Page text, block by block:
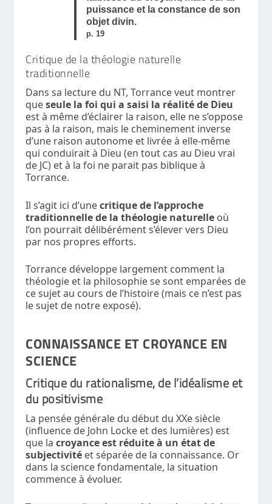
puissance et la constance de son
objet divin.
p. 19
Critique de la théologie naturelle
traditionnelle
Dans sa lecture du NT, Torrance veut montrer
queseule la foi qui a saisi la réalité de Dieu
est à même d’éclairer la raison, elle ne s’oppose
pas à la raison, mais le cheminement inverse
d’une raison autonome et livrée à elle-même
qui conduirait à Dieu (en tout cas au Dieu vrai
de JC) et à la foi ne parait pas biblique à
Torrance.
Il s’agit ici d’unecritique de l’approche
traditionnelle de la théologie naturelle où
l’on pourrait délibérément s’élever vers Dieu
par nos propres efforts.
Torrance développe largement comment la
théologie et la philosophie se sont emparées de
ce sujet au cours de l’histoire (mais ce n’est pas
le sujet de notre exposé).
CONNAISSANCE ET CROYANCE EN
SCIENCE
Critique du rationalisme, de l’idéalisme et
du positivisme
La pensée générale du début du XXe siècle
(influence de John Locke et des lumières) est
que lacroyance est réduite à un état de
subjectivité et séparée de la connaissance. Or
dans la science fondamentale, la situation
commence à évoluer.